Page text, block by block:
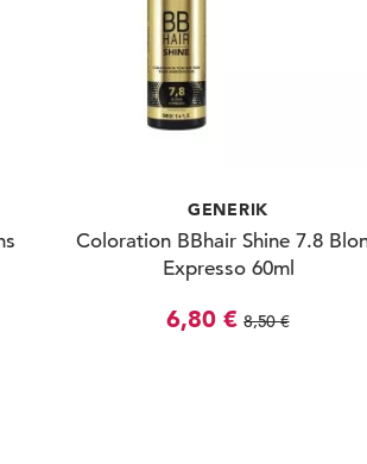
GENERIK
Coloration BBhair Shine 7.8
Expresso 60ml
6,80 € 8,50 €